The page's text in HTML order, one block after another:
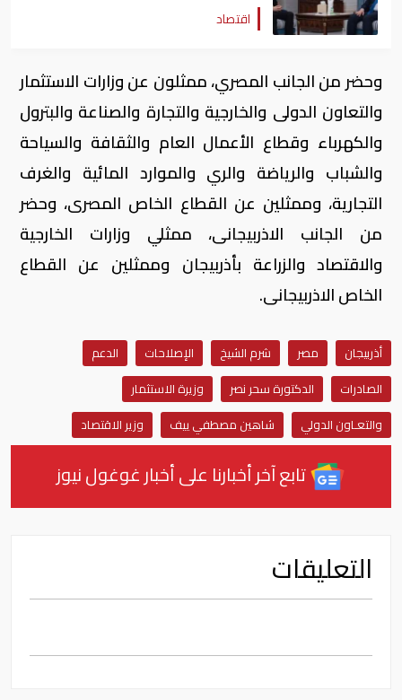
اقتصاد
وحضر من الجانب المصري، ممثلون عن وزارات الاستثمار
والتعاون الدولى والخارجية والتجارة والصناعة والبترول
والكهرباء وقطاع الأعمال العام والثقافة والسياحة
والشباب والرياضة والري والموارد المائية والغرف
التجارية، وممثلين عن القطاع الخاص المصرى، وحضر
من الجانب الاذربيجانى، ممثلي وزارات الخارجية
والاقتصاد والزراعة بأذربيجان وممثلين عن القطاع
الخاص الاذربيجانى.
أذربيجان مصر شرم الشيخ الإصلاحات
الدعم
الصادرات
الدكتورة سحر نصر
وزيرة الاستثمار
والتعـاون الدولي
شاهين مصطفي ييف وزير الاقتصاد
تابع آخر أخبارنا على أخبار غوغول نيوز
التعليقات